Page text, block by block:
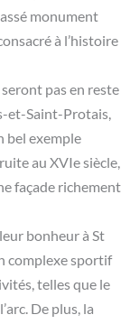
monument
à l’histoire
pas en reste
et-Saint-Protais,
bel exemple
au XVIe siècle,
façade richement
bonheur à St
complexe sportif
telles que le
De plus, la